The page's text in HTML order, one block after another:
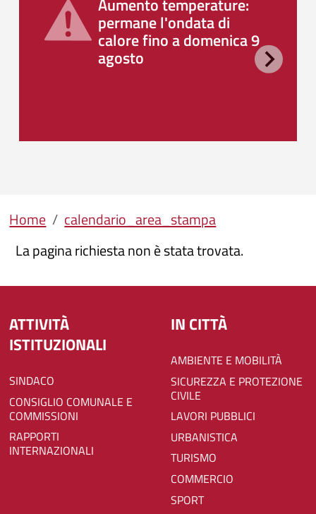
Aumento temperature:
permane l'ondata di
calore fino a domenica 9
agosto
Briciole di pane
Home
calendario_area_stampa
La pagina richiesta non è stata trovata.
ATTIVITÀ
ISTITUZIONALI
SINDACO
CONSIGLIO COMUNALE E
COMMISSIONI
RAPPORTI
INTERNAZIONALI
IN CITTÀ
AMBIENTE E MOBILITÀ
SICUREZZA E PROTEZIONE
CIVILE
LAVORI PUBBLICI
URBANISTICA
TURISMO
COMMERCIO
SPORT